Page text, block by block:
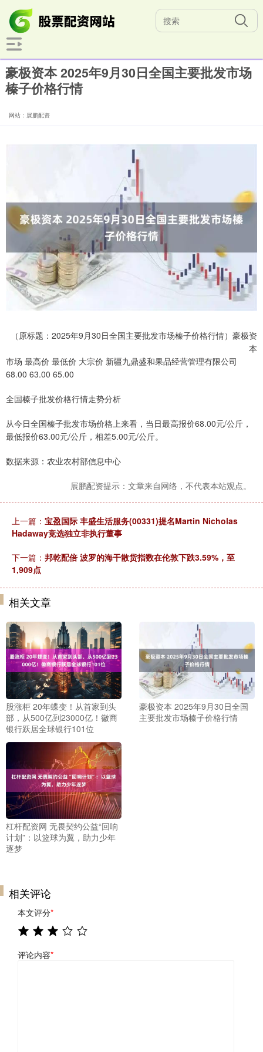
豪极资本 2025年9月30日全国主要批发市场
榛子价格行情
网站：展鹏配资
（原标题：2025年9月30日全国主要批发市场榛子价格行情）豪极资
本
市场 最高价 最低价 大宗价 新疆九鼎盛和果品经营管理有限公司
68.00 63.00 65.00
全国榛子批发价格行情走势分析
从今日全国榛子批发市场价格上来看，当日最高报价68.00元/公斤，
最低报价63.00元/公斤，相差5.00元/公斤。
数据来源：农业农村部信息中心
展鹏配资提示：文章来自网络，不代表本站观点。
上一篇： 宝盈国际 丰盛生活服务(00331)提名Martin Nicholas
Hadaway竞选独立非执行董事
下一篇： 邦乾配倍 波罗的海干散货指数在伦敦下跌3.59%，至
1,909点
相关文章
股涨柜 20年蝶变！从首家到头
部，从500亿到23000亿！徽商
银行跃居全球银行101位
豪极资本 2025年9月30日全国
主要批发市场榛子价格行情
杠杆配资网 无畏契约公益“回响
计划”：以篮球为翼，助力少年
逐梦
相关评论
本文评分*
评论内容*